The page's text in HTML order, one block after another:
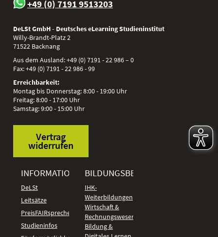
+49 (0) 7191 9513203
DeLSt GmbH - Deutsches eLearning Studieninstitut
Willy-Brandt-Platz 2
71522 Backnang
Aus dem Ausland:+49 (0) 7191 - 22 986 – 0
Fax:+49 (0) 7191 - 22 986 - 99
Erreichbarkeit:
Montag bis Donnerstag: 8:00 - 19:00 Uhr
Freitag: 8:00 - 17:00 Uhr
Samstag: 9:00 - 15:00 Uhr
Vertrag
widerrufen
INFORMATIONEN
DeLSt
Leitsätze
PreisFAIRsprechen
Studieninfos
BILDUNGSBEREICHE
IHK-
Weiterbildungen
Wirtschaft &
Rechnungswesen
Bildung &